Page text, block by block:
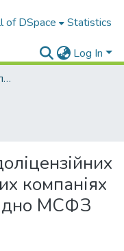
of DSpace Statistics
Log In
Архів наукових матеріалів
компаніях
МСФЗ